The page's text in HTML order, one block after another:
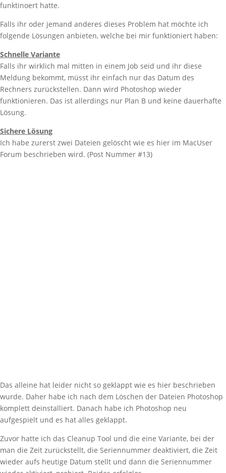
funktinoert hatte.
Falls ihr oder jemand anderes dieses Problem hat möchte ich
folgende Lösungen anbieten, welche bei mir funktioniert haben:
Schnelle Variante
Falls ihr wirklich mal mitten in einem Job seid und ihr diese
Meldung bekommt, müsst ihr einfach nur das Datum des
Rechners zurückstellen. Dann wird Photoshop wieder
funktionieren. Das ist allerdings nur Plan B und keine dauerhafte
Lösung.
Sichere Lösung
Ich habe zurerst zwei Dateien gelöscht wie es hier im MacUser
Forum beschrieben wird. (Post Nummer #13)
Das alleine hat leider nicht so geklappt wie es hier beschrieben
wurde. Daher habe ich nach dem Löschen der Dateien Photoshop
komplett deinstalliert. Danach habe ich Photoshop neu
aufgespielt und es hat alles geklappt.
Zuvor hatte ich das Cleanup Tool und die eine Variante, bei der
man die Zeit zurückstellt, die Seriennummer deaktiviert, die Zeit
wieder aufs heutige Datum stellt und dann die Seriennummer